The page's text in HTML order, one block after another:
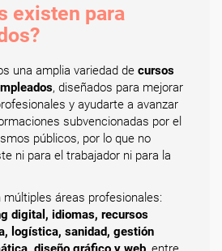
existen para
una amplia variedad de cursos
, diseñados para mejorar
y ayudarte a avanzar
subvencionadas por el
públicos, por lo que no
ni para el trabajador ni para la
áreas profesionales:
digital, idiomas, recursos
logística, sanidad, gestión